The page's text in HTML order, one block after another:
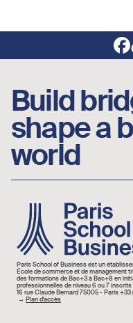
Footer social
Build
shape a
world
Image
Paris School of Business est un
École de commerce et de management
des formations de Bac+3 à Bac+8 en
professionnelles de niveau 6 ou 7 inscrits
16 rue Claude Bernard 75005 - Paris +33
→ Plan d'accès